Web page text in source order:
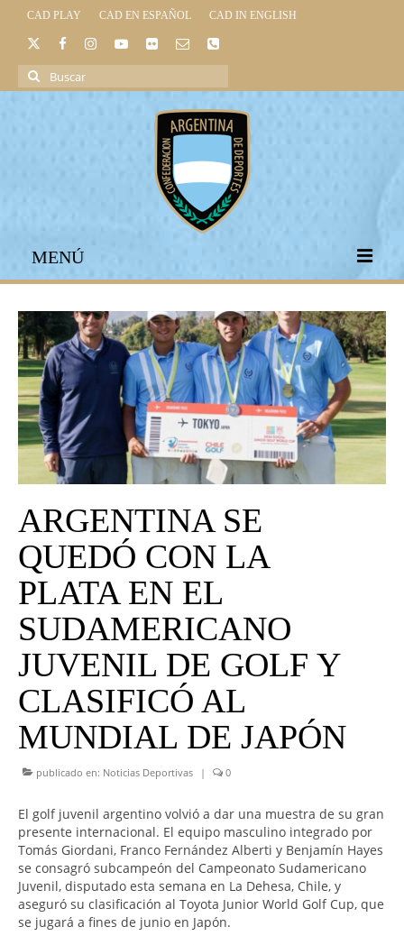
CAD PLAY CAD EN ESPAÑOL CAD IN ENGLISH
Buscar
por:
MENÚ
INICIO
INSTITUCIONAL
LEGISLACIÓN DEPORTIVA
UNIVERSO CAD
NOTICIAS
CAD MEDIA
CAD FEDERAL
ARGENTINA SE
QUEDÓ CON LA
PLATA EN EL
SUDAMERICANO
JUVENIL DE GOLF Y
CLASIFICÓ AL
MUNDIAL DE JAPÓN
publicado en: Noticias Deportivas | 0
El golf juvenil argentino volvió a dar una muestra de su gran
presente internacional. El equipo masculino integrado por
Tomás Giordani, Franco Fernández Alberti y Benjamín Hayes
se consagró subcampeón del Campeonato Sudamericano
Juvenil, disputado esta semana en La Dehesa, Chile, y
aseguró su clasificación al Toyota Junior World Golf Cup, que
se jugará a fines de junio en Japón.